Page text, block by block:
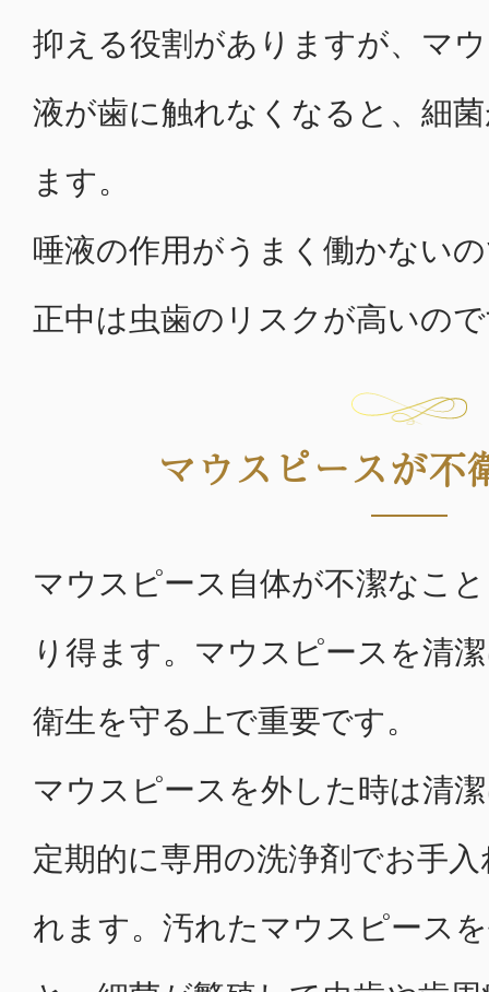
抑える役割がありますが、マ
液が歯に触れなくなると、細
ます。
唾液の作用がうまく働かない
正中は虫歯のリスクが高いの
マウスピースが不
マウスピース自体が不潔なこ
り得ます。マウスピースを清
衛生を守る上で重要です。
マウスピースを外した時は清
定期的に専用の洗浄剤でお手
れます。汚れたマウスピース